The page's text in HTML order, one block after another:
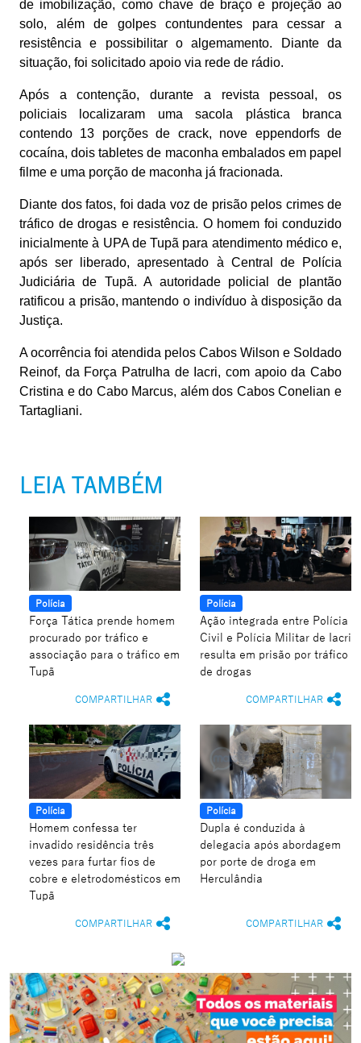
de imobilização, como chave de braço e projeção ao
solo, além de golpes contundentes para cessar a
resistência e possibilitar o algemamento. Diante da
situação, foi solicitado apoio via rede de rádio.
Após a contenção, durante a revista pessoal, os
policiais localizaram uma sacola plástica branca
contendo 13 porções de crack, nove eppendorfs de
cocaína, dois tabletes de maconha embalados em papel
filme e uma porção de maconha já fracionada.
Diante dos fatos, foi dada voz de prisão pelos crimes de
tráfico de drogas e resistência. O homem foi conduzido
inicialmente à UPA de Tupã para atendimento médico e,
após ser liberado, apresentado à Central de Polícia
Judiciária de Tupã. A autoridade policial de plantão
ratificou a prisão, mantendo o indivíduo à disposição da
Justiça.
A ocorrência foi atendida pelos Cabos Wilson e Soldado
Reinof, da Força Patrulha de Iacri, com apoio da Cabo
Cristina e do Cabo Marcus, além dos Cabos Conelian e
Tartagliani.
LEIA TAMBÉM
Polícia
Força Tática prende homem
procurado por tráfico e
associação para o tráfico em
Tupã
COMPARTILHAR
Polícia
Ação integrada entre Polícia
Civil e Polícia Militar de Iacri
resulta em prisão por tráfico
de drogas
COMPARTILHAR
Polícia
Homem confessa ter
invadido residência três
vezes para furtar fios de
cobre e eletrodomésticos em
Tupã
COMPARTILHAR
Polícia
Dupla é conduzida à
delegacia após abordagem
por porte de droga em
Herculândia
COMPARTILHAR